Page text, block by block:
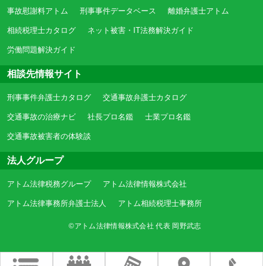
事故慰謝料アトム 刑事事件データベース 離婚弁護士アトム
相続税理士カタログ ネット被害・IT法務解決ガイド
労働問題解決ガイド
相談先情報サイト
刑事事件弁護士カタログ 交通事故弁護士カタログ
交通事故の治療ナビ 社長プロ名鑑 士業プロ名鑑
交通事故被害者の体験談
法人グループ
アトム法律税務グループ アトム法律情報株式会社
アトム法律事務所弁護士法人 アトム相続税理士事務所
©アトム法律情報株式会社 代表 岡野武志